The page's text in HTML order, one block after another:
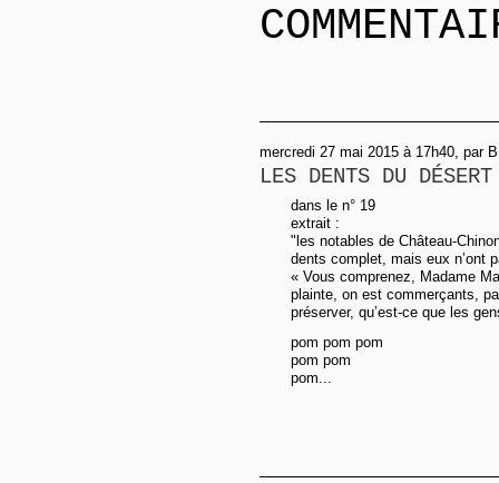
mercredi 27 mai 2015 à 17h40, par B
LES DENTS DU DÉSERT
dans le n° 19
extrait :
"les notables de Château-
dents complet, mais eux n’ont
« Vous comprenez, Madame
plainte, on est commerçants,
préserver, qu’est-ce que les
pom pom pom
pom pom
pom...